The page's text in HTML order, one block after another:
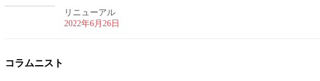
リニューアル
2022年6月26日
コラムニスト